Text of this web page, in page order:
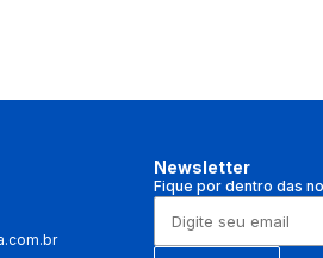
Newsletter
Fique por dentro das